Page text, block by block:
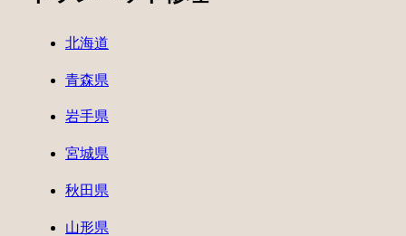
北海道
青森県
岩手県
宮城県
秋田県
山形県